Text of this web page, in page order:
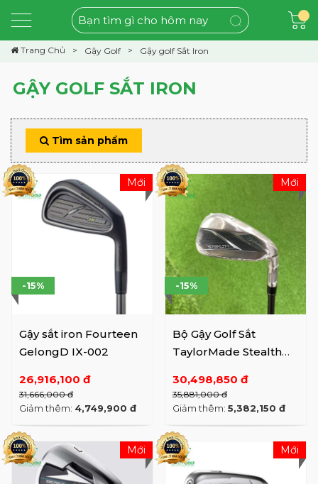
Trang Chủ Gậy Golf Gậy golf Sắt Iron
GẬY GOLF SẮT IRON
Tìm sản phẩm
Gậy sắt iron Fourteen
GelongD IX-002
26,916,100 đ
31,666,000 đ
-15%
Giảm thêm: 4,749,900 đ
Mới
Bộ Gậy Golf Sắt
TaylorMade Stealth
30,498,850 đ
35,881,000 đ
-15%
Giảm thêm: 5,382,150 đ
Mới
Mới Mới